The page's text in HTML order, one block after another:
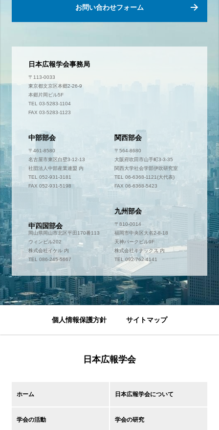
お問い合わせフォーム
日本広報学会事務局
〒113-0033
東京都文京区本郷2-26-9
本郷片岡ビル5F
TEL 03-5283-1104
FAX 03-5283-1123
中部部会
〒461-8580
名古屋市東区白壁3-12-13
社団法人中部産業連盟 内
TEL 052-931-3181
FAX 052-931-5198
関西部会
〒564-8680
大阪府吹田市山手町3-3-35
関西大学社会学部伊吹研究室
TEL 06-6368-1121(大代表)
FAX 06-6368-5423
中四国部会
〒700-0952
岡山県岡山市北区平田170番113
ウィンビル202
株式会社イケル 内
TEL 086-245-5667
九州部会
〒810-0014
福岡市中央区大名2-8-18
天神パークビル9F
株式会社キナックス 内
TEL 092-762-4141
個人情報保護方針 サイトマップ
日本広報学会
ホーム 日本広報学会について
学会の活動 学会の研究